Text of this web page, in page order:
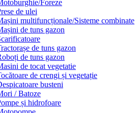
Foreze
de ulei
multifuncționale/Sisteme combinate
de tuns gazon
de tuns gazon
de tuns gazon
de tocat vegetatie
de crengi și vegetație
busteni
/ Batoze
și hidrofoare